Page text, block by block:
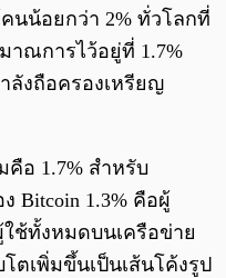
นน้อยกว่า 2% ทั่วโลกที่
าณการไว้อยู่ที่ 1.7%
ลังถือครองเหรียญ
อ 1.7% สำหรับ
Bitcoin 1.3% คือผู้
ใช้ทั้งหมดบนเครือข่าย
ตเพิ่มขึ้นเป็นเส้นโค้งรูป